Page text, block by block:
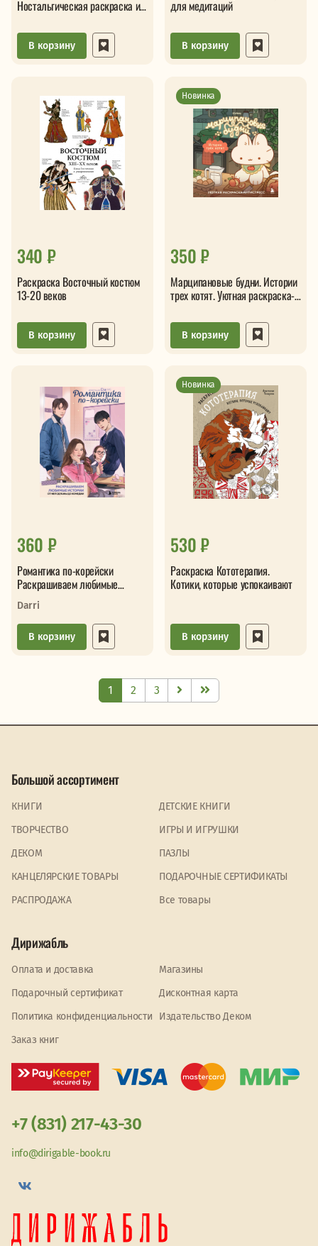
Ностальгическая раскраска из
В корзину
для медитаций
В корзину
340 ₽
Раскраска Восточный костюм
13-20 веков
В корзину
Новинка
350 ₽
Марципановые будни. Истории
трех котят. Уютная раскраска-
В корзину
360 ₽
Романтика по-корейски
Раскрашиваем любимые
истории От мелодрамы до
комедии
Darri
В корзину
Новинка
530 ₽
Раскраска Кототерапия.
Котики, которые успокаивают
В корзину
1 2 3
Большой ассортимент
КНИГИ
ДЕТСКИЕ КНИГИ
ТВОРЧЕСТВО
ИГРЫ И ИГРУШКИ
ДЕКОМ
ПАЗЛЫ
КАНЦЕЛЯРСКИЕ ТОВАРЫ
ПОДАРОЧНЫЕ СЕРТИФИКАТЫ
PАСПРОДАЖА
Все товары
Дирижабль
Оплата и доставка
Магазины
Подарочный сертификат
Дисконтная карта
Политика конфиденциальности
Издательство Деком
Заказ книг
+7 (831) 217-43-30
info@dirigable-book.ru